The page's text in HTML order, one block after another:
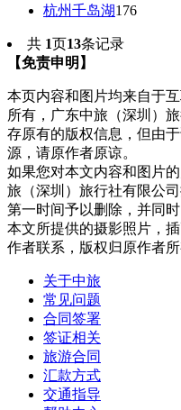
杭州千岛湖176
共 1页13条记录
【免责申明】
本页内容和图片均来自于
所有，广东中旅（深圳）
存原有的版权信息，但由
源，请原作者原谅。
如果您对本文内容和图片
旅（深圳）旅行社有限公
第一时间予以删除，并同时
本文所提供的摄影照片，
作者联系，版权归原作者所
关于中旅
常见问题
合同签署
签证相关
旅游合同
汇款方式
交通指导